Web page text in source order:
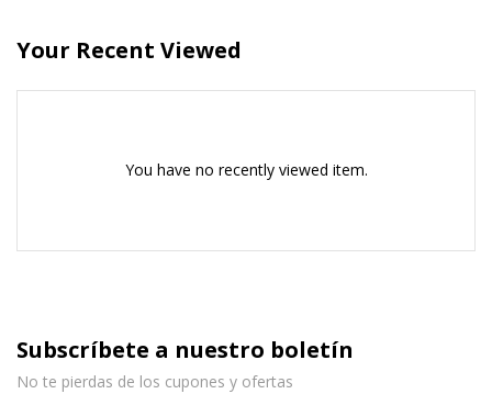
Your Recent Viewed
You have no recently viewed item.
Subscríbete a nuestro boletín
No te pierdas de los cupones y ofertas